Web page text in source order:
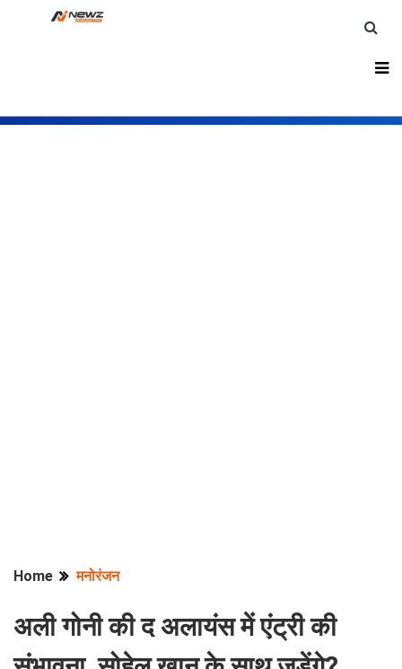
Home मनोरंजन
अली गोनी की द अलायंस में एंट्री की